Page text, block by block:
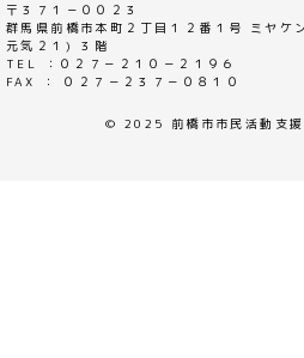
〒３７１－００２３
群馬県前橋市本町２丁目１２番１号 ミヤケ
元気２１) ３階
TEL ：０２７－２１０－２１９６
FAX ： ０２７－２３７－０８１０
© 2025 前橋市市民活動支援